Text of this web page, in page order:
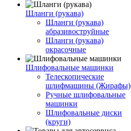
Шланги (рукава)
Шланги (рукава)
абразивоструйные
Шланги (рукава)
окрасочные
Шлифовальные машинки
Телескопические
шлифмашины (Жирафы)
Ручные шлифовальные
машинки
Шлифовальные диски
(круги)